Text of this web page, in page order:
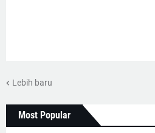
Lebih baru
Most Popular